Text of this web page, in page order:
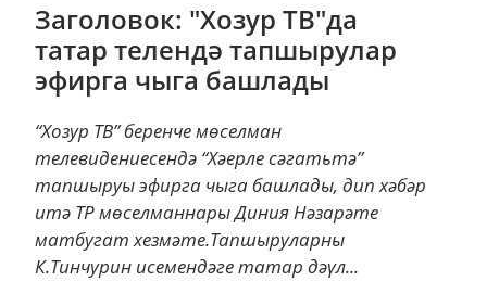
Заголовок: "Хозур ТВ"да
татар телендә тапшырулар
эфирга чыга башлады
“Хозур ТВ” беренче мөселман
телевидениесендә “Хәерле сәгатьтә”
тапшыруы эфирга чыга башлады, дип хәбәр
итә ТР мөселманнары Диния Нәзарәте
матбугат хезмәте.Тапшыруларны
К.Тинчурин исемендәге татар дәүл...